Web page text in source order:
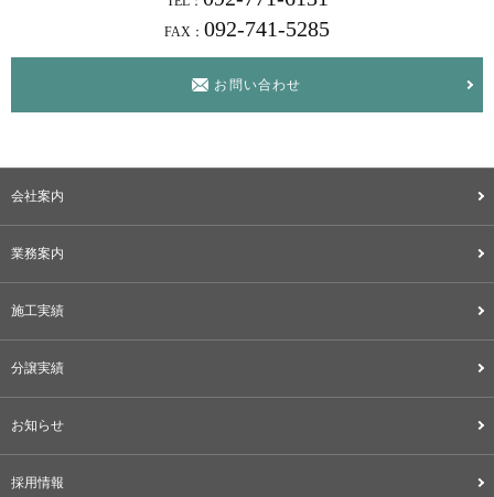
FAX： 092-741-5285
お問い合わせ
会社案内
業務案内
施工実績
分譲実績
お知らせ
採用情報